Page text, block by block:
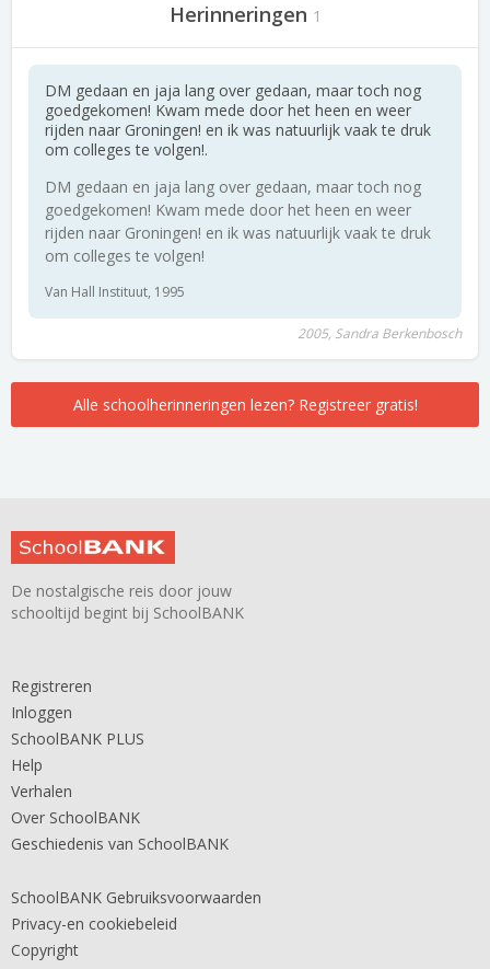
Herinneringen 1
DM gedaan en jaja lang over gedaan, maar toch nog
goedgekomen! Kwam mede door het heen en weer
rijden naar Groningen! en ik was natuurlijk vaak te druk
om colleges te volgen!.
DM gedaan en jaja lang over gedaan, maar toch nog
goedgekomen! Kwam mede door het heen en weer
rijden naar Groningen! en ik was natuurlijk vaak te druk
om colleges te volgen!
Van Hall Instituut, 1995
2005, Sandra Berkenbosch
Alle schoolherinneringen lezen? Registreer gratis!
De nostalgische reis door jouw
schooltijd begint bij SchoolBANK
Registreren
Inloggen
SchoolBANK PLUS
Help
Verhalen
Over SchoolBANK
Geschiedenis van SchoolBANK
SchoolBANK Gebruiksvoorwaarden
Privacy-en cookiebeleid
Copyright